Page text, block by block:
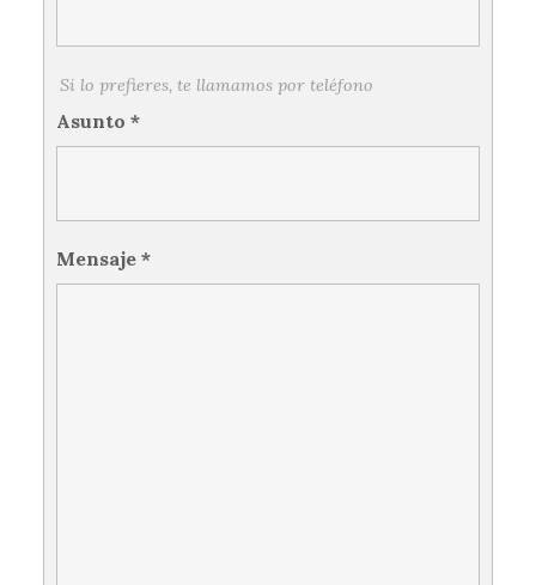
Si lo prefieres, te llamamos por teléfono
Asunto *
Mensaje *